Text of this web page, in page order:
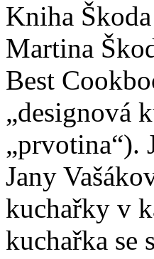
Kniha
Martina
Best
„designová
„prvotina“).
Jany
kuchařky v
kuchařka se